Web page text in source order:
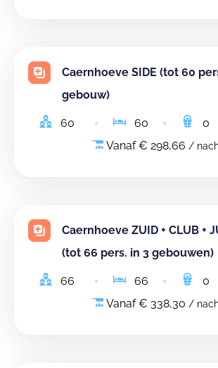
Caernhoeve SIDE (tot 60
gebouw)
60 60 0
Vanaf € 298,66 /
Caernhoeve ZUID + CLUB +
(tot 66 pers. in 3 gebouwen)
66 66 0
Vanaf € 338,30 /